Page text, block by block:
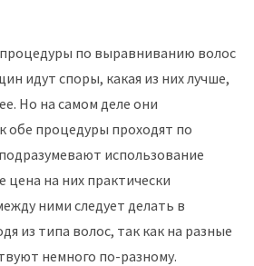
по выравниванию волос
идут споры, какая из них лучше,
Но на самом деле они
обе процедуры проходят по
использование
цена на них практически
ними следует делать в
из типа волос, так как на разные
немного по-разному.